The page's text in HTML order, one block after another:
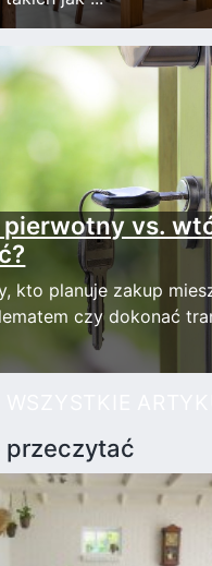
pierwotny vs.
planuje zakup
czy dokonać
przeczytać